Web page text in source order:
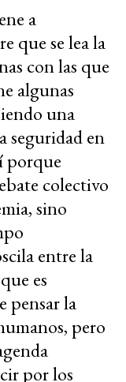
a
que se lea la
con las que
algunas
una
seguridad en
porque
colectivo
sino
entre la
es
pensar la
pero
por los